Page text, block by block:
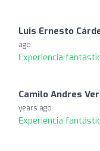
Luis Ernesto
ago
Experiencia
Camilo Andres
years ago
Experiencia